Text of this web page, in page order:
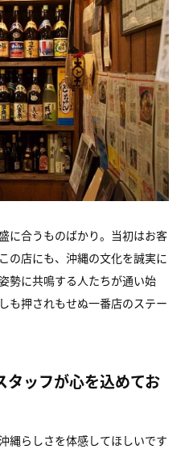
に合うものばかり。 当初はお客
の店にも、 沖縄の文化を誠実に
勢に共鳴する人たちが通い始
も押されもせぬ一番店のステー
タッフが心を込めてお
縄らしさを体感してほしいです